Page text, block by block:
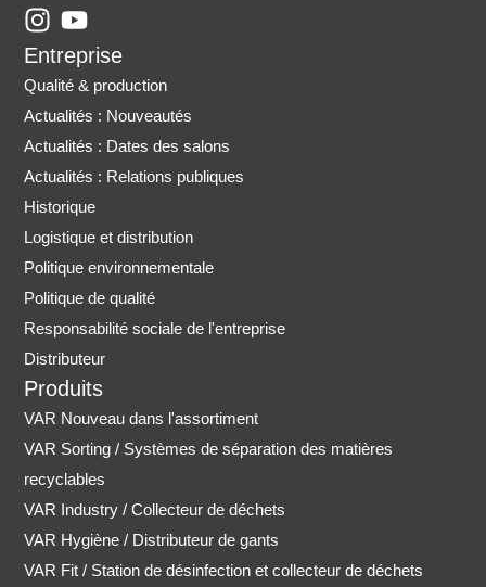
I
n
s
t
a
g
r
a
m
Y
o
u
t
u
b
e
Entreprise
Qualité & production
Actualités : Nouveautés
Actualités : Dates des salons
Actualités : Relations publiques
Historique
Logistique et distribution
Politique environnementale
Politique de qualité
Responsabilité sociale de l'entreprise
Distributeur
Produits
VAR Nouveau dans l'assortiment
VAR Sorting / Systèmes de séparation des matières
recyclables
VAR Industry / Collecteur de déchets
VAR Hygiène / Distributeur de gants
VAR Fit / Station de désinfection et collecteur de déchets